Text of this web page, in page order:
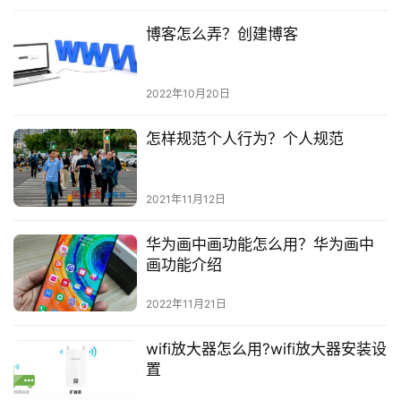
博客怎么弄？创建博客
2022年10月20日
怎样规范个人行为？个人规范
2021年11月12日
华为画中画功能怎么用？华为画中
画功能介绍
2022年11月21日
wifi放大器怎么用?wifi放大器安装设
置